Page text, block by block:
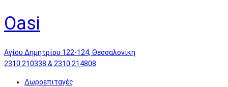
Oasi
Αγίου Δημητρίου 122-124, Θεσσαλονίκη
2310 210338 & 2310 214808
Δωροεπιταγές